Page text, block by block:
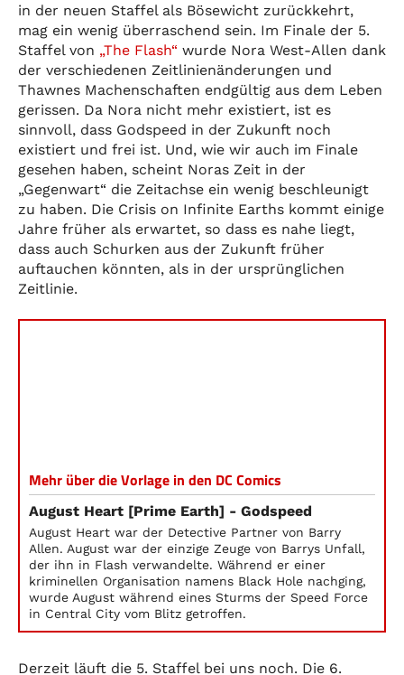
in der neuen Staffel als Bösewicht zurückkehrt,
mag ein wenig überraschend sein. Im Finale der 5.
Staffel von „The Flash“ wurde Nora West-Allen dank
der verschiedenen Zeitlinienänderungen und
Thawnes Machenschaften endgültig aus dem Leben
gerissen. Da Nora nicht mehr existiert, ist es
sinnvoll, dass Godspeed in der Zukunft noch
existiert und frei ist. Und, wie wir auch im Finale
gesehen haben, scheint Noras Zeit in der
„Gegenwart“ die Zeitachse ein wenig beschleunigt
zu haben. Die Crisis on Infinite Earths kommt einige
Jahre früher als erwartet, so dass es nahe liegt,
dass auch Schurken aus der Zukunft früher
auftauchen könnten, als in der ursprünglichen
Zeitlinie.
Mehr über die Vorlage in den DC Comics
August Heart [Prime Earth] - Godspeed
August Heart war der Detective Partner von Barry
Allen. August war der einzige Zeuge von Barrys Unfall,
der ihn in Flash verwandelte. Während er einer
kriminellen Organisation namens Black Hole nachging,
wurde August während eines Sturms der Speed Force
in Central City vom Blitz getroffen.
Derzeit läuft die 5. Staffel bei uns noch. Die 6.